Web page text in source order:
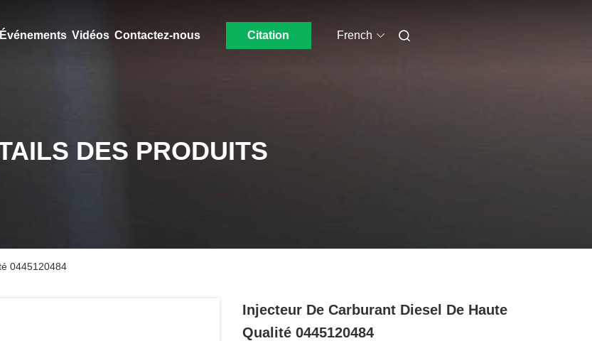
Événements Vidéos Contactez-nous Citation French
DES PRODUITS
0445120484
Injecteur De Carburant Diesel De Haute
Qualité 0445120484